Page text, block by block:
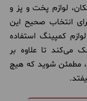
لوازم پخت و پز و
انتخاب صحیح این
کمپینگ استفاده
تا علاوه بر
مطمئن شوید که هیچ